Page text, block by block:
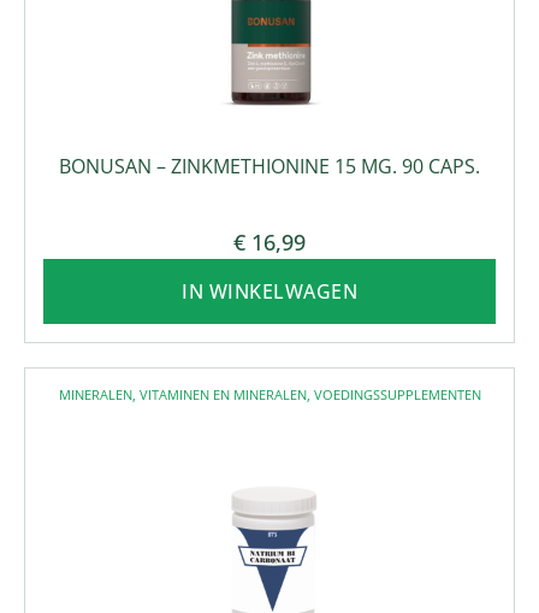
BONUSAN – ZINKMETHIONINE 15 MG. 90 CAPS.
€ 16,99
IN WINKELWAGEN
MINERALEN, VITAMINEN EN MINERALEN, VOEDINGSSUPPLEMENTEN